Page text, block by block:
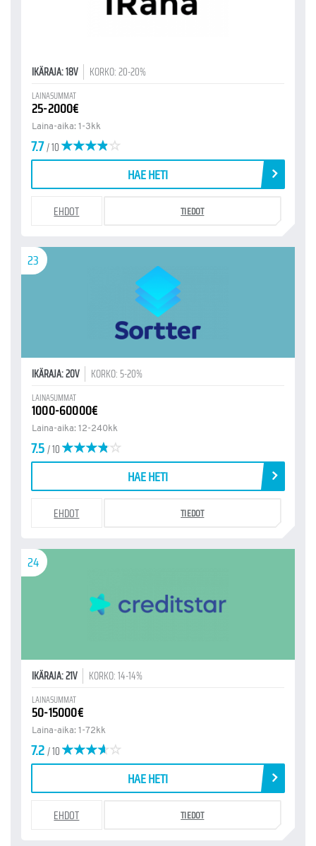
IKÄRAJA: 18V KORKO: 20-20%
LAINASUMMAT
25-2000€
Laina-aika: 1-3kk
7.7/ 10
HAE HETI
EHDOT TIEDOT
23
IKÄRAJA: 20V KORKO: 5-20%
LAINASUMMAT
1000-60000€
Laina-aika: 12-240kk
7.5/ 10
HAE HETI
EHDOT TIEDOT
24
IKÄRAJA: 21V KORKO: 14-14%
LAINASUMMAT
50-15000€
Laina-aika: 1-72kk
7.2/ 10
HAE HETI
EHDOT TIEDOT